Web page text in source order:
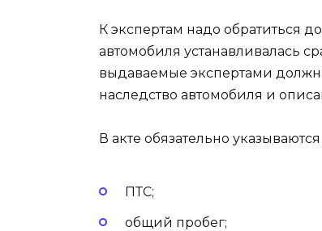
К экспертам надо обратиться
автомобиля устанавливалась
выдаваемые экспертами
наследство автомобиля и
В акте обязательно
ПТС;
общий пробег;